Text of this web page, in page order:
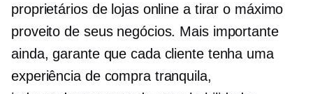
proprietários de lojas online a tirar o máximo
proveito de seus negócios. Mais importante
ainda, garante que cada cliente tenha uma
experiência de compra tranquila,